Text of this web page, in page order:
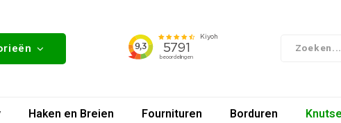
Haken en Breien Fournituren Borduren